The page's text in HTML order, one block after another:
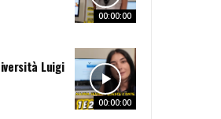
00:00:00
00:00:00
Luigi